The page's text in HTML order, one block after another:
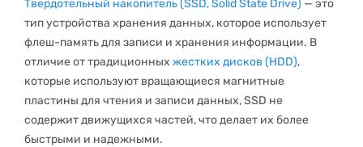
Твердотельный накопитель (SSD, Solid State Drive) — это
тип устройства хранения данных, которое использует
флеш-память для записи и хранения информации. В
отличие от традиционных жестких дисков (HDD),
которые используют вращающиеся магнитные
пластины для чтения и записи данных, SSD не
содержит движущихся частей, что делает их более
быстрыми и надежными.